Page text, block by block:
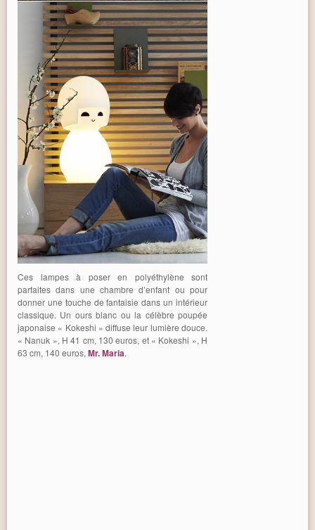
Ces lampes à poser en polyéthylène sont
parfaites dans une chambre d’enfant ou pour
donner une touche de fantaisie dans un intérieur
classique. Un ours blanc ou la célèbre poupée
japonaise « Kokeshi » diffuse leur lumière douce.
« Nanuk », H 41 cm, 130 euros, et « Kokeshi », H
63 cm, 140 euros, Mr. Maria.